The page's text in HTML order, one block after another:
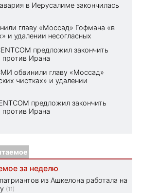
в Иерусалиме закончилась
главу «Моссад» Гофмана «в
и удалении несогласных
предложил закончить
против Ирана
обвинили главу «Моссад»
чистках» и удалении
предложил закончить
против Ирана
за неделю
из Ашкелона работала на
(11)